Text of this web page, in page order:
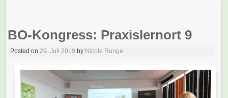
BO-Kongress: Praxislernort 9
Posted on29. Juli 2019 by Nicole Runge